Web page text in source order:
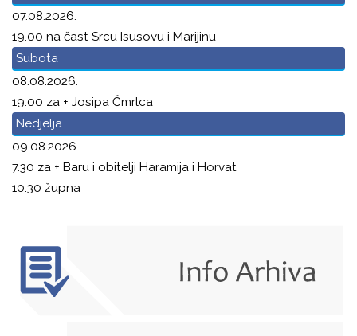
07.08.2026.
19.00 na čast Srcu Isusovu i Marijinu
Subota
08.08.2026.
19.00 za + Josipa Čmrlca
Nedjelja
09.08.2026.
7.30 za + Baru i obitelji Haramija i Horvat
10.30 župna